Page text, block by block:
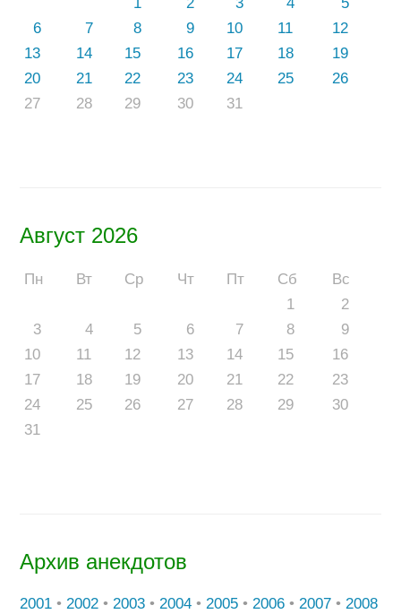
6
7 8 9 10 11
12
13
14 15 16 17 18
19
20
21 22 23 24 25
26
27
28 29 30 31
Август 2026
Пн Вт Ср Чт Пт Сб
Вс
1
2
3
4 5 6 7 8
9
10
11 12 13 14 15
16
17
18 19 20 21 22
23
24
25 26 27 28 29
30
31
Архив анекдотов
2001 • 2002 • 2003 • 2004 • 2005 • 2006 • 2007 • 2008